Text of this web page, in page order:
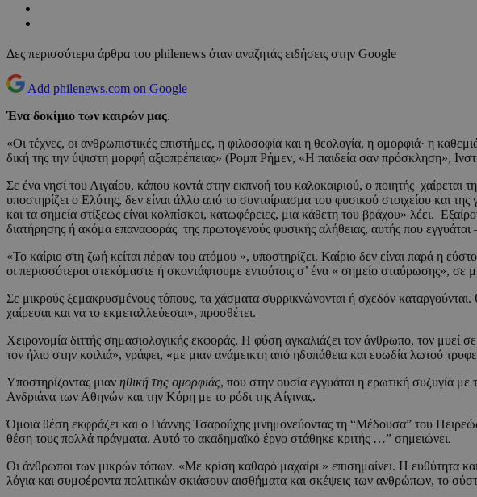
Δες περισσότερα άρθρα του philenews όταν αναζητάς ειδήσεις στην Google
Add philenews.com on Google
Ένα δοκίμιο των καιρών μας.
«Οι τέχνες, οι ανθρωπιστικές επιστήμες, η φιλοσοφία και η θεολογία, η ομορφιά· η
δική της την ύψιστη μορφή αξιοπρέπειας» (Ρομπ Ρήμεν, «Η παιδεία σαν πρόσκληση»,
Σε ένα νησί του Αιγαίου, κάπου κοντά στην εκπνοή του καλοκαιριού, ο ποιητής χαίρεται
υποστηρίζει ο Ελύτης, δεν είναι άλλο από το συνταίριασμα του φυσικού στοιχείου και
και τα σημεία στίξεως είναι κολπίσκοι, κατωφέρειες, μια κάθετη του βράχου» λέει.
διατήρησης ή ακόμα επαναφοράς της πρωτογενούς φυσικής αλήθειας, αυτής που εγγυάται
«Το καίριο στη ζωή κείται πέραν του ατόμου », υποστηρίζει. Καίριο δεν είναι παρά η
οι περισσότεροι στεκόμαστε ή σκοντάφτουμε εντούτοις σ’ ένα « σημείο σταύρωσης»,
Σε μικρούς ξεμακρυσμένους τόπους, τα χάσματα συρρικνώνονται ή σχεδόν
χαίρεσαι και να το εκμεταλλεύεσαι», προσθέτει.
Χειρονομία διττής σημασιολογικής εκφοράς. Η φύση αγκαλιάζει τον άνθρωπο, τον μυεί
τον ήλιο στην κοιλιά», γράφει, «με μιαν ανάμεικτη από ηδυπάθεια και ευωδία λωτού
Υποστηρίζοντας μιαν ηθική της ομορφιάς, που στην ουσία εγγυάται η ερωτική συζυγία
Ανδριάνα των Αθηνών και την Κόρη με το ρόδι της Αίγινας.
Όμοια θέση εκφράζει και ο Γιάννης Τσαρούχης μνημονεύοντας τη “Μέδουσα” του
θέση τους πολλά πράγματα. Αυτό το ακαδημαϊκό έργο στάθηκε κριτής …” σημειώνει.
Οι άνθρωποι των μικρών τόπων. «Με κρίση καθαρό μαχαίρι » επισημαίνει. Η ευθύτητα
λόγια και συμφέροντα πολιτικών σκιάσουν αισθήματα και σκέψεις των ανθρώπων, το